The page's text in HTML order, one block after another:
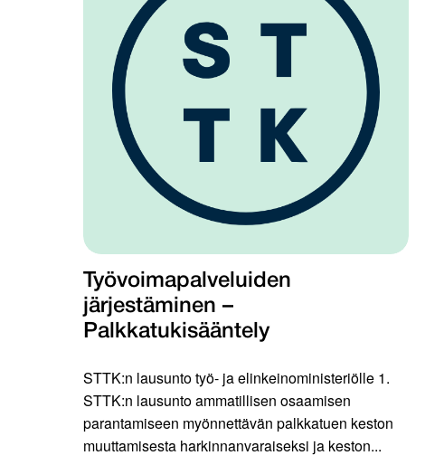
Työvoimapalveluiden
järjestäminen –
Palkkatukisääntely
STTK:n lausunto työ- ja elinkeinoministeriölle 1.
STTK:n lausunto ammatillisen osaamisen
parantamiseen myönnettävän palkkatuen keston
muuttamisesta harkinnanvaraiseksi ja keston...